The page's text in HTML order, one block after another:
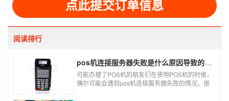
阅读排行
pos机连接服务器失败是什么原因导致的？附解决办法
可能办理了POS机的朋友们在使用POS机的时候，
偶尔可能会遇到pos机连接服务器失败的情况，很